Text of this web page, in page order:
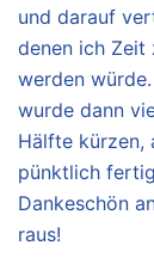
und darauf
denen ich Zeit
werden
wurde dann
Hälfte kürzen,
pünktlich
Dankeschön
raus!